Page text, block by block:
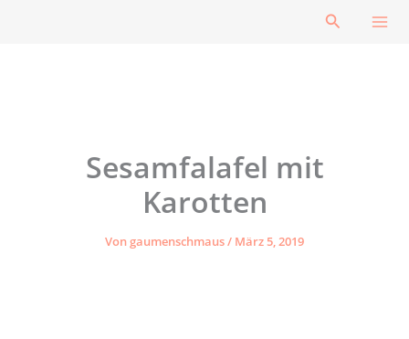
Suchen
Sesamfalafel mit
Karotten
Vongaumenschmaus/ März 5, 2019